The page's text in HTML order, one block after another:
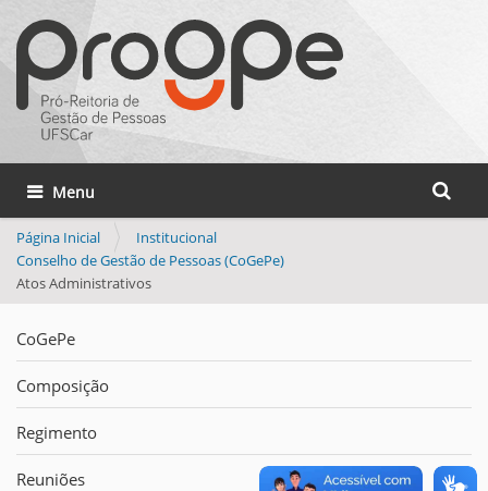
Busca
Busca
Toggle navigation
Página Inicial
Institucional
Conselho de Gestão de Pessoas (CoGePe)
Atos Administrativos
CoGePe
Composição
Regimento
Reuniões